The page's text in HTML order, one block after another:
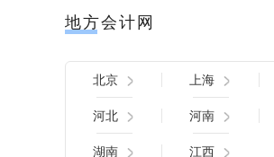
地方会计网
北京 上海
河北 河南
湖南 江西